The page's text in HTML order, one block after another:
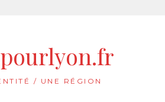
/ UNE RÉGION